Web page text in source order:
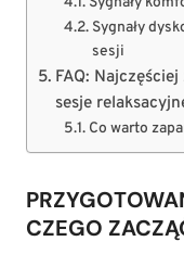
Sygnały
sesji
FAQ:
sesje
Co warto
CZEGO